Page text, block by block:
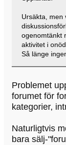
Ursäkta, men
ogenomtänkt
aktivitet i
Så länge
Problemet
forumet för
kategorier,
Naturligtvis
bara sälj-